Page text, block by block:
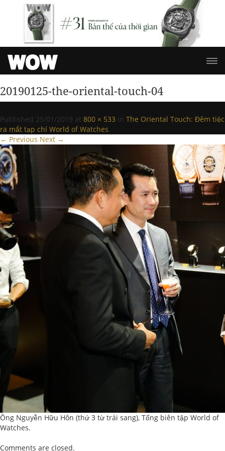
20190125-the-oriental-touch-04
Published 25/01/2019 at 800 × 533 in The Oriental Touch: Đêm tiệc
ra mắt tạp chí World of Watches.
← Previous Next →
Ông Nguyễn Hữu Hôn (thứ 3 từ trái sang), Tổng biên tập World of
Watches.
Comments are closed.